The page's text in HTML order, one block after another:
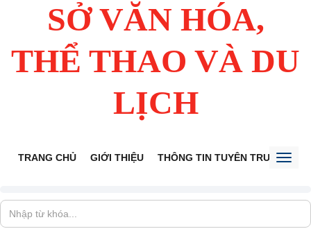
SỞ VĂN HÓA,
THỂ THAO VÀ DU
LỊCH
TRANG CHỦ GIỚI THIỆU THÔNG TIN TUYÊN TRUYỀN